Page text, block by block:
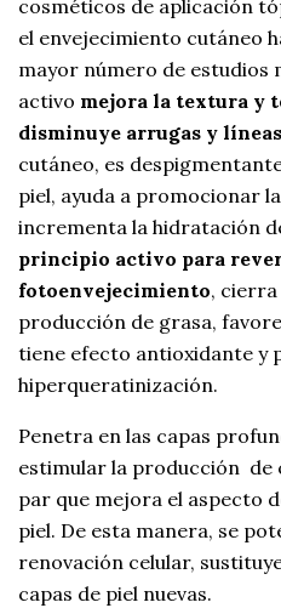
cosméticos de aplicación
el envejecimiento cutáneo
mayor número de estudios
activo mejora la textura y
disminuye arrugas y líneas
cutáneo, es
piel, ayuda a promocionar
incrementa la hidratación
principio activo para
fotoenvejecimiento,
producción de grasa,
tiene efecto antioxidante y
hiperqueratinización.
Penetra en las capas
estimular la producción de
par que mejora el aspecto
piel. De esta manera, se
renovación celular,
capas de piel nuevas.